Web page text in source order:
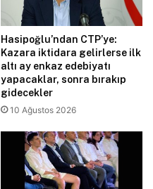
Hasipoğlu’ndan CTP’ye:
Kazara iktidara gelirlerse ilk
altı ay enkaz edebiyatı
yapacaklar, sonra bırakıp
gidecekler
10 Ağustos 2026